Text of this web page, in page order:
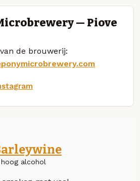
— Piove
de brouwerij:
alcohol